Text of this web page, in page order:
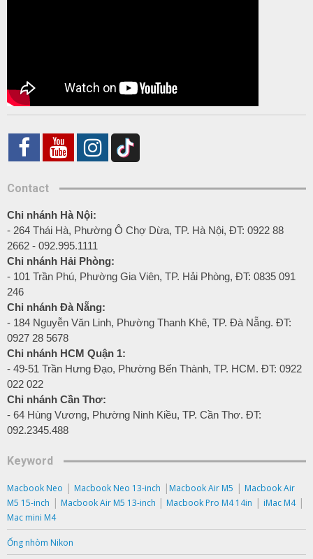
Contact
Chi nhánh Hà Nội:
- 264 Thái Hà, Phường Ô Chợ Dừa, TP. Hà Nội, ĐT: 0922 88
2662 - 092.995.1111
Chi nhánh Hải Phòng:
- 101 Trần Phú, Phường Gia Viên, TP. Hải Phòng, ĐT: 0835 091
246
Chi nhánh Đà Nẵng:
- 184 Nguyễn Văn Linh, Phường Thanh Khê, TP. Đà Nẵng. ĐT:
0927 28 5678
Chi nhánh HCM Quận 1:
- 49-51 Trần Hưng Đạo, Phường Bến Thành, TP. HCM. ĐT: 0922
022 022
Chi nhánh Cần Thơ:
- 64 Hùng Vương, Phường Ninh Kiều, TP. Cần Thơ. ĐT:
092.2345.488
Keyword
Macbook Neo | Macbook Neo 13-inch | Macbook Air M5 | Macbook Air
M5 15-inch | Macbook Air M5 13-inch | Macbook Pro M4 14in | iMac M4|
Mac mini M4
Ống nhòm Nikon